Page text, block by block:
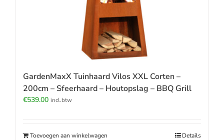
GardenMaxX Tuinhaard Vilos XXL Corten –
200cm – Sfeerhaard – Houtopslag – BBQ Grill
€539.00 incl.btw
Toevoegen aan winkelwagen Details